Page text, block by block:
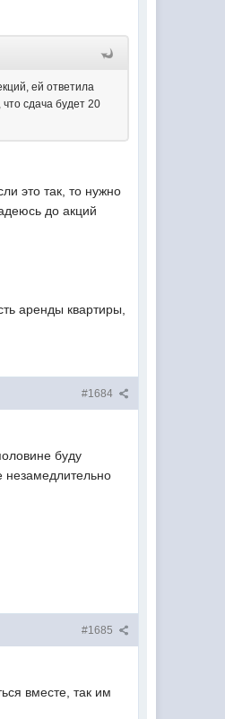
ей ответила
сдача будет 20
это так, то нужно
до акций
аренды квартиры,
#1684
буду
незамедлительно
#1685
вместе, так им